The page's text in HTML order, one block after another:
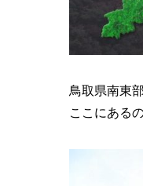
鳥取県南東
ここにある